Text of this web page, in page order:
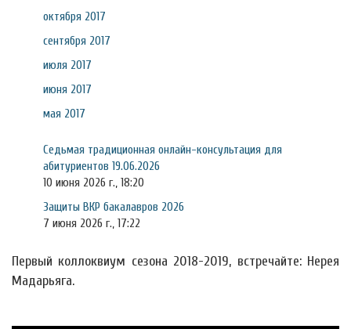
октября 2017
сентября 2017
июля 2017
июня 2017
мая 2017
Седьмая традиционная онлайн-консультация для
абитуриентов 19.06.2026
10 июня 2026 г., 18:20
Защиты ВКР бакалавров 2026
7 июня 2026 г., 17:22
Первый коллоквиум сезона 2018-2019, встречайте: Нерея
Мадарьяга.